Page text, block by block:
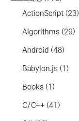
ActionScript (23)
Algorithms (29)
Android (48)
Babylon.js (1)
Books (1)
C/C++ (41)